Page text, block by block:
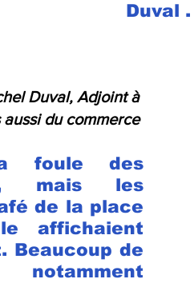
Duval .
Duval, Adjoint à
du commerce
foule des
mais les
de la place
affichaient
Beaucoup de